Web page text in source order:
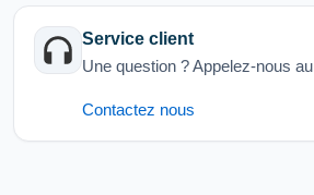
Service client
Une question ? Appelez-nous au
Contactez nous